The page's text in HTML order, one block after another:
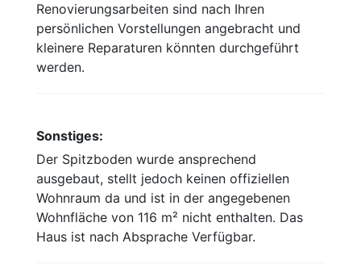
Renovierungsarbeiten sind nach Ihren
persönlichen Vorstellungen angebracht und
kleinere Reparaturen könnten durchgeführt
werden.
Sonstiges:
Der Spitzboden wurde ansprechend
ausgebaut, stellt jedoch keinen offiziellen
Wohnraum da und ist in der angegebenen
Wohnfläche von 116 m² nicht enthalten. Das
Haus ist nach Absprache Verfügbar.